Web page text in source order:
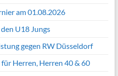
am 01.08.2026
U18 Jungs
gegen RW Düsseldorf
Herren, Herren 40 & 60